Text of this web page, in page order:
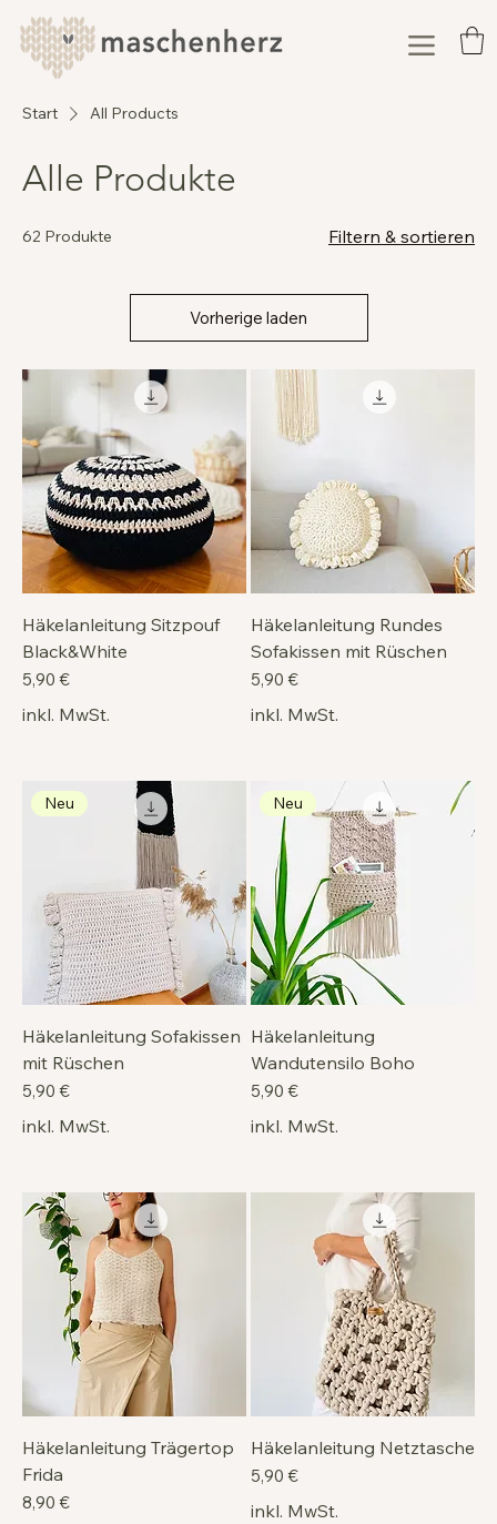
Start All Products
Alle Produkte
62 Produkte Filtern & sortieren
Vorherige laden
Häkelanleitung Sitzpouf
Black&White
Preis
5,90 €
inkl. MwSt.
Häkelanleitung Rundes
Sofakissen mit Rüschen
Preis
5,90 €
inkl. MwSt.
Neu
Häkelanleitung Sofakissen
mit Rüschen
Preis
5,90 €
inkl. MwSt.
Neu
Häkelanleitung
Wandutensilo Boho
Preis
5,90 €
inkl. MwSt.
Häkelanleitung Trägertop
Frida
Preis
8,90 €
Häkelanleitung Netztasche
Preis
5,90 €
inkl. MwSt.